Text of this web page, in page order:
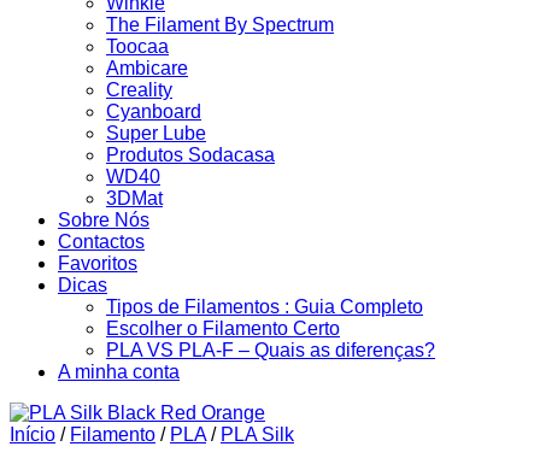
The Filament By Spectrum
Toocaa
Ambicare
Creality
Cyanboard
Super Lube
Produtos Sodacasa
WD40
3DMat
Sobre Nós
Contactos
Favoritos
Dicas
Tipos de Filamentos : Guia Completo
Escolher o Filamento Certo
PLA VS PLA-F – Quais as diferenças?
A minha conta
Início / Filamento / PLA / PLA Silk